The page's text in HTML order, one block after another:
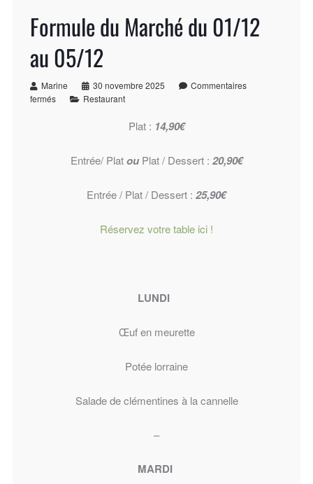
Formule du Marché du 01/12
au 05/12
Marine 30 novembre 2025
Commentaires
fermés
Restaurant
Plat : 14,90€
Entrée/ PlatouPlat / Dessert : 20,90€
Entrée / Plat / Dessert : 25,90€
Réservez votre table ici !
LUNDI
Œuf en meurette
Potée lorraine
Salade de clémentines à la cannelle
–
MARDI